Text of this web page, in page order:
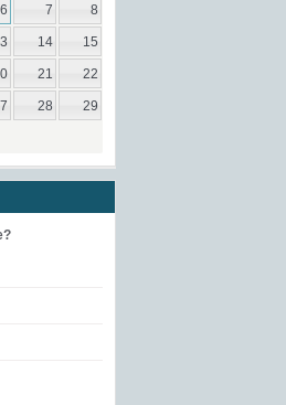
6 7 8
14 15
21 22
28 29